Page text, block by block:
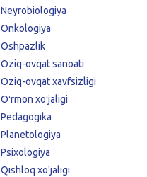
Neyrobiologiya
Onkologiya
Oshpazlik
Oziq-ovqat sanoati
Oziq-ovqat xavfsizligi
Oʻrmon xoʻjaligi
Pedagogika
Planetologiya
Psixologiya
Qishloq xo'jaligi